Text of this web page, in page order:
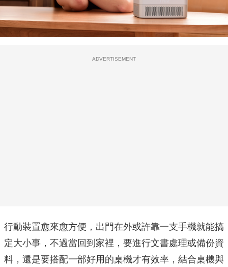
ADVERTISEMENT
行動裝置愈來愈方便，出門在外或許靠一支手機就能搞
定大小事，不過當回到家裡，要進行文書處理或備份資
料，還是要搭配一部好用的桌機才有效率，結合桌機與